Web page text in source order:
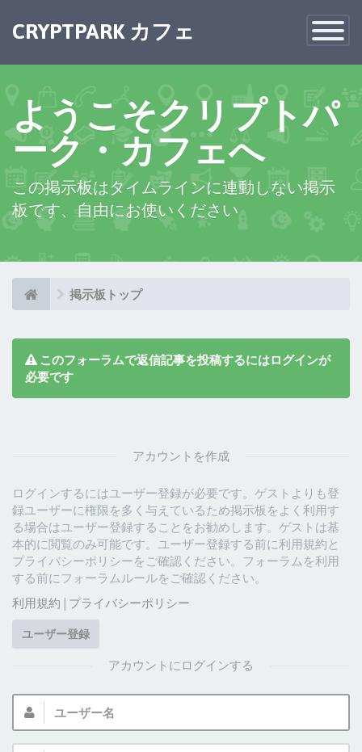
Toggle
CRYPTPARK カフェ ×
ようこそクリプトパ
ーク・カフェへ
この掲示板はタイムラインに連動しない掲示
板です、自由にお使いください
掲示板トップ
このフォーラムで返信記事を投稿するにはログインが
必要です
アカウントを作成
ログインするにはユーザー登録が必要です。ゲストよりも登
録ユーザーに権限を多く与えているため掲示板をよく利用す
る場合はユーザー登録することをお勧めします。ゲストは基
本的に閲覧のみ可能です。ユーザー登録する前に利用規約と
プライバシーポリシーをご確認ください。フォーラムを利用
する前にフォーラムルールをご確認ください。
利用規約 | プライバシーポリシー
ユーザー登録
アカウントにログインする
ユ
ザ